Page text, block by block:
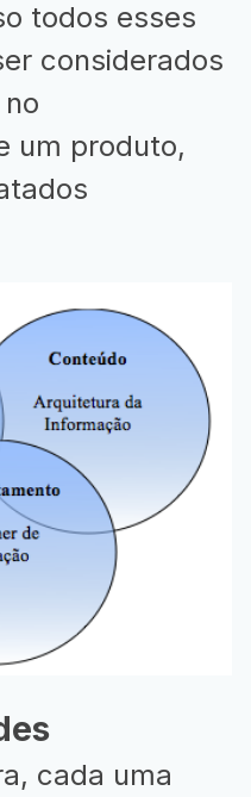
todos esses
considerados
um produto,
cada uma